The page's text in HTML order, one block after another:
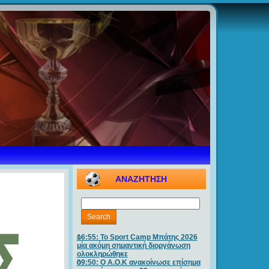
ΑΝΑΖΗΤΗΣΗ
16:55: Το Sport Camp Μπάτης 2026
μία ακόμη σημαντική διοργάνωση
ολοκληρώθηκε
09:50: O A.O.K ανακοίνωσε επίσημα